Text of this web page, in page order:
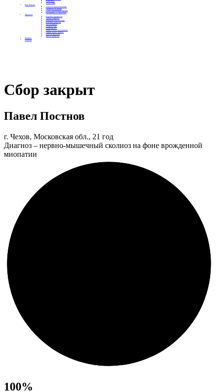
Контакты
Отделения
Как помочь
Сделать пожертвование
Подписка на добро
Стать волонтером фонда
Вечеринки со смыслом
Проекты
Коробка храбрости
Уроки Доброты
Юридическая помощь
Мамины радости
Автодобряки
Добрый торт
Добропробег
Няни особого назначения
Акция «Букет добра»
Фактор времени
Цветы доброты
Бизнесу
Отчеты
Сбор закрыт
Павел Постнов
г. Чехов, Московская обл., 21 год
Диагноз – нервно-мышечный сколиоз на фоне врожденной
миопатии
100%